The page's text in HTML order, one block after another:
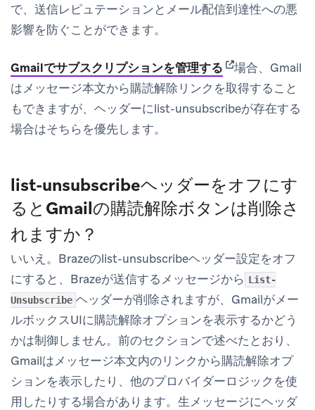
で、送信レピュテーションとメール配信到達性への悪
影響を防ぐことができます。
Gmailでサブスクリプションを管理する (opens in new
場合、Gmail
はメッセージ本文から購読解除リンクを取得すること
もできますが、ヘッダーにlist-unsubscribeが存在する
場合はそちらを優先します。
list-unsubscribeヘッダーをオフにす
るとGmailの購読解除ボタンは削除さ
れますか？
いいえ。Brazeのlist-unsubscribeヘッダー設定をオフ
にすると、Brazeが送信するメッセージから List-
Unsubscribe ヘッダーが削除されますが、Gmailがメー
ルボックスUIに購読解除オプションを表示するかどう
かは制御しません。前のセクションで述べたとおり、
Gmailはメッセージ本文内のリンクから購読解除オプ
ションを表示したり、他のプロバイダーロジックを使
用したりする場合があります。生メッセージにヘッダ